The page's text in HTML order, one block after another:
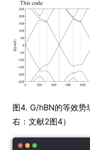
图4. G/hBN的等效势
右：文献2图4）